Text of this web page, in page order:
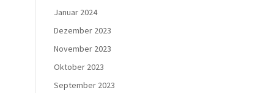
Januar 2024
Dezember 2023
November 2023
Oktober 2023
September 2023